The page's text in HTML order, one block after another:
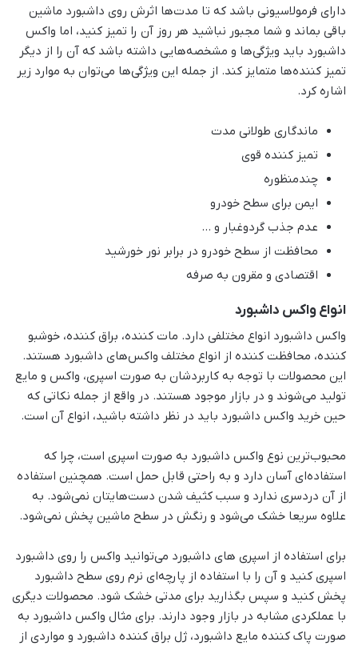
دارای فرمولاسیونی باشد که تا مدت‌ها اثرش روی داشبورد ماشین
باقی بماند و شما مجبور نباشید هر روز آن را تمیز کنید، اما واکس
داشبورد باید ویژگی‌ها و مشخصه‌هایی داشته باشد که آن را از دیگر
تمیز کننده‌ها متمایز کند. از جمله این ویژگی‌ها می‌توان به موارد زیر
اشاره کرد.
ماندگاری طولانی مدت
تمیز کننده قوی
چندمنظوره
ایمن برای سطح خودرو
عدم جذب گردوغبار و …
محافظت از سطح خودرو در برابر نور خورشید
اقتصادی و مقرون به صرفه
انواع واکس داشبورد
واکس داشبورد انواع مختلفی دارد. مات کننده، براق کننده، خوشبو
کننده، محافظت کننده از انواع مختلف واکس‌های داشبورد هستند.
این محصولات با توجه به کاربردشان به صورت اسپری، واکس و مایع
تولید می‌شوند و در بازار موجود هستند. در واقع از جمله نکاتی که
حین خرید واکس داشبورد باید در نظر داشته باشید، انواع آن است.
محبوب‌ترین نوع واکس داشبورد به صورت اسپری است، چرا که
استفاده‌ای آسان دارد و به راحتی قابل حمل است. همچنین استفاده
از آن دردسری ندارد و سبب کثیف شدن دست‌هایتان نمی‌شود. به
علاوه سریعا خشک می‌شود و رنگش در سطح ماشین پخش نمی‌شود.
برای استفاده از اسپری های داشبورد می‌توانید واکس را روی داشبورد
اسپری کنید و آن را با استفاده از پارچه‌ای نرم روی سطح داشبورد
پخش کنید و سپس بگذارید برای مدتی خشک شود. محصولات دیگری
با عملکردی مشابه در بازار وجود دارند. برای مثال واکس داشبورد به
صورت پاک کننده مایع داشبورد، ژل براق کننده داشبورد و مواردی از